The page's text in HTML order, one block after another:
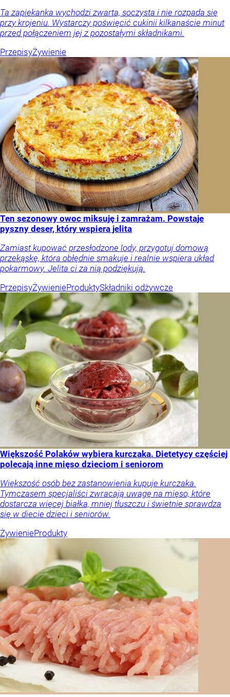
Ta zapiekanka wychodzi zwarta, soczysta i nie rozpada się
przy krojeniu. Wystarczy poświęcić cukinii kilkanaście minut
przed połączeniem jej z pozostałymi składnikami.
PrzepisyŻywienie
Ten sezonowy owoc miksuję i zamrażam. Powstaje
pyszny deser, który wspiera jelita
Zamiast kupować przesłodzone lody, przygotuj domową
przekąskę, która obłędnie smakuje i realnie wspiera układ
pokarmowy. Jelita ci za nią podziękują.
PrzepisyŻywienieProduktySkładniki odżywcze
Większość Polaków wybiera kurczaka. Dietetycy częściej
polecają inne mięso dzieciom i seniorom
Większość osób bez zastanowienia kupuje kurczaka.
Tymczasem specjaliści zwracają uwagę na mięso, które
dostarcza więcej białka, mniej tłuszczu i świetnie sprawdza
się w diecie dzieci i seniorów.
ŻywienieProdukty